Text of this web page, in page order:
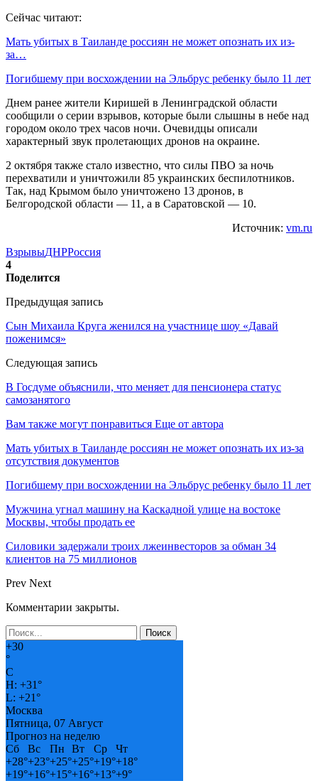
Сейчас читают:
Мать убитых в Таиланде россиян не может опознать их из-
за…
Погибшему при восхождении на Эльбрус ребенку было 11 лет
Днем ранее жители Киришей в Ленинградской области
сообщили о серии взрывов, которые были слышны в небе над
городом около трех часов ночи. Очевидцы описали
характерный звук пролетающих дронов на окраине.
2 октября также стало известно, что силы ПВО за ночь
перехватили и уничтожили 85 украинских беспилотников.
Так, над Крымом было уничтожено 13 дронов, в
Белгородской области — 11, а в Саратовской — 10.
Источник: vm.ru
ВзрывыДНРРоссия
4
Поделится
Предыдущая запись
Сын Михаила Круга женился на участнице шоу «Давай
поженимся»
Следующая запись
В Госдуме объяснили, что меняет для пенсионера статус
самозанятого
Вам также могут понравиться Еще от автора
Мать убитых в Таиланде россиян не может опознать их из-за
отсутствия документов
Погибшему при восхождении на Эльбрус ребенку было 11 лет
Мужчина угнал машину на Каскадной улице на востоке
Москвы, чтобы продать ее
Силовики задержали троих лжеинвесторов за обман 34
клиентов на 75 миллионов
Prev Next
Комментарии закрыты.
+30
°
C
H: +31°
L: +21°
Москва
Пятница, 07 Август
Прогноз на неделю
Сб
Вс Пн Вт Ср
Чт
+28°+23°+25°+25°+19°+18°
+19°+16°+15°+16°+13°+9°